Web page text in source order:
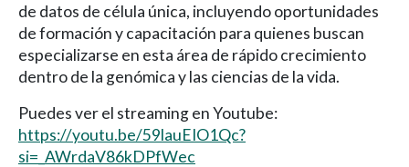
de datos de célula única, incluyendo oportunidades
de formación y capacitación para quienes buscan
especializarse en esta área de rápido crecimiento
dentro de la genómica y las ciencias de la vida.
Puedes ver el streaming en Youtube:
https://youtu.be/59lauEIO1Qc?
si=_AWrdaV86kDPfWec